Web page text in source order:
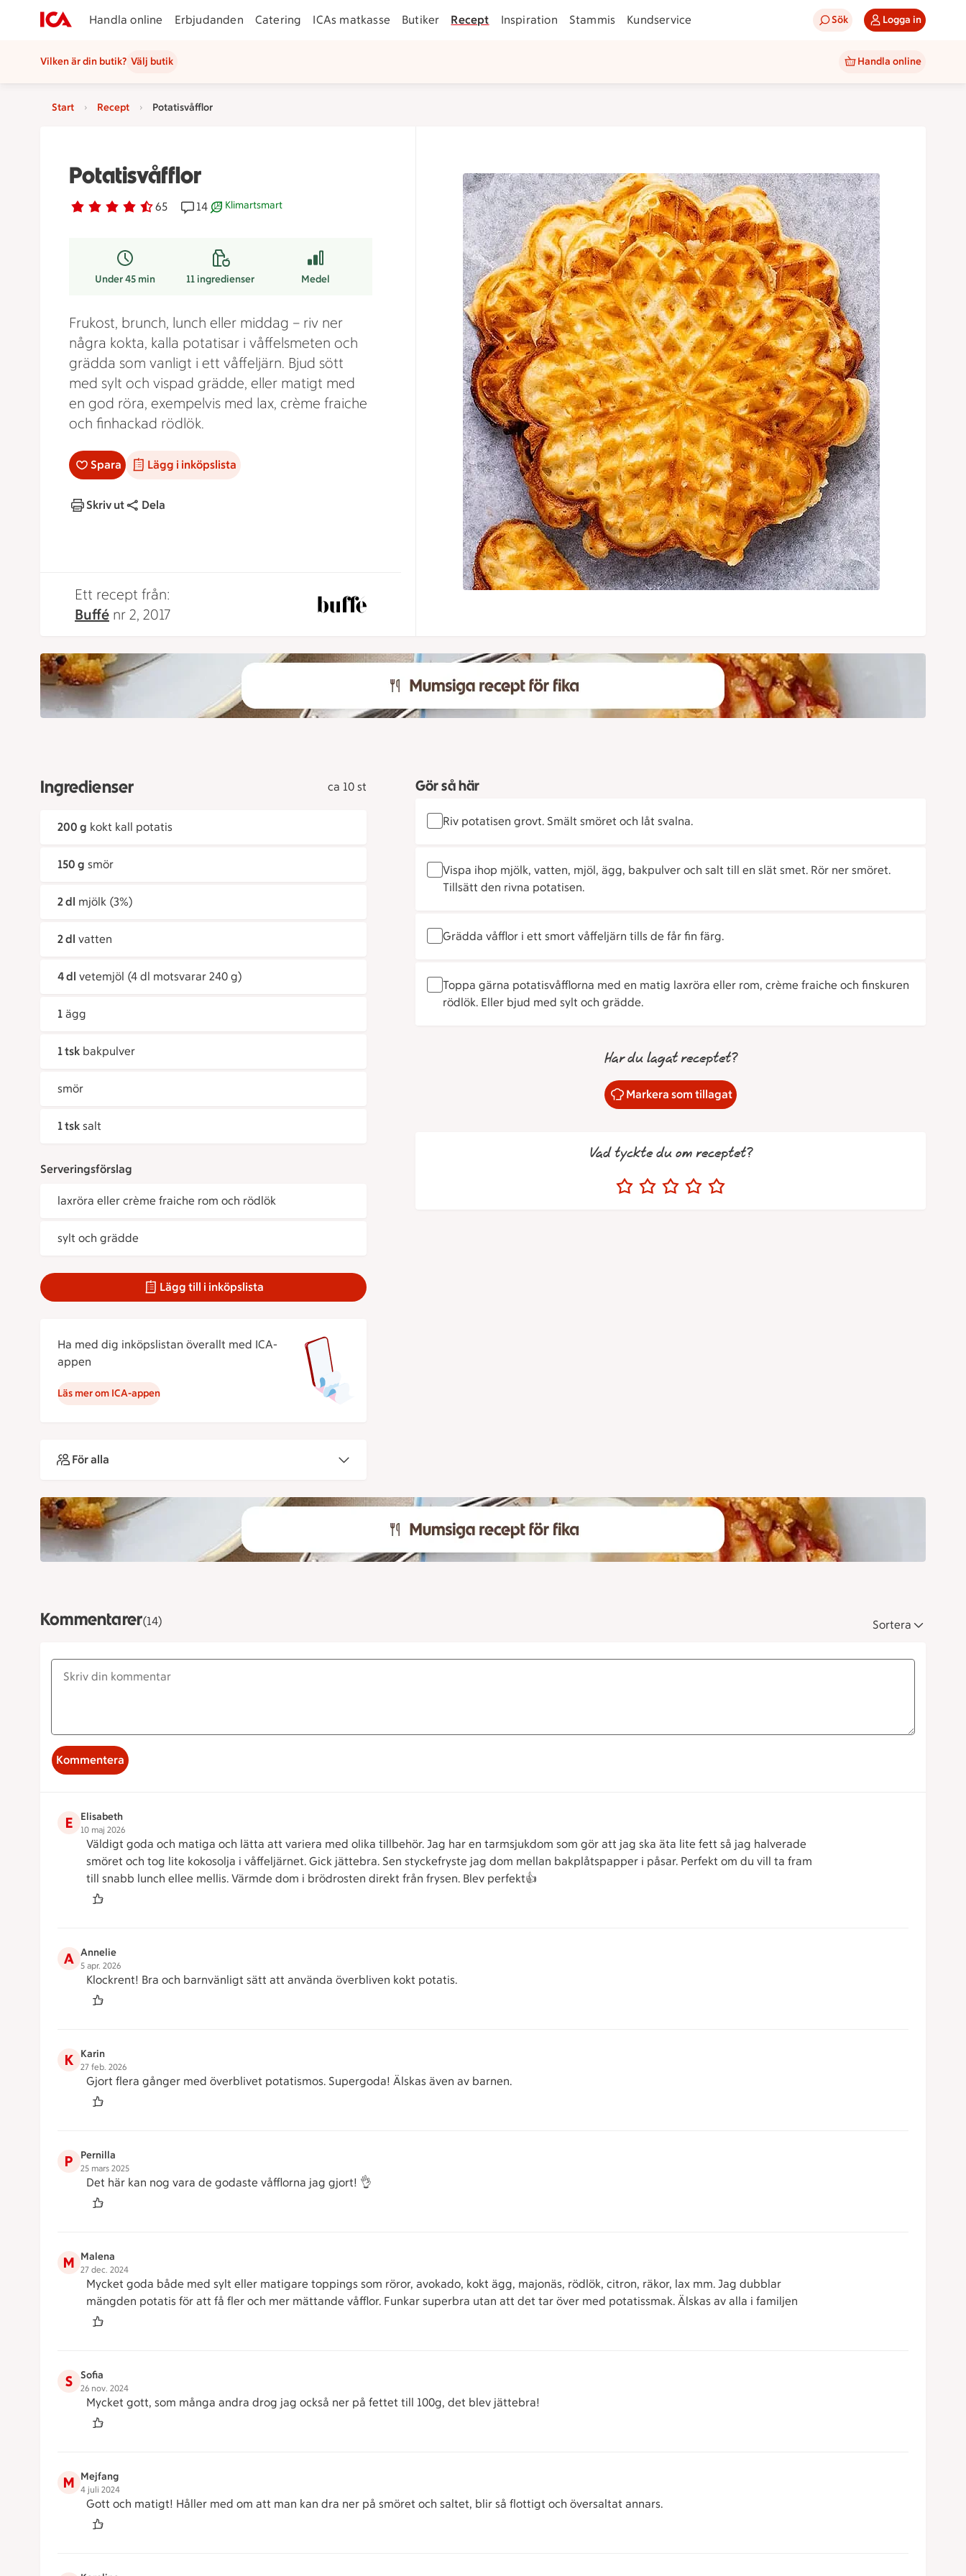
Handla online Erbjudanden Catering ICAs matkasse Butiker Recept Inspiration Stammis Kundservice Sök Logga in
Vilken är din butik? Välj butik Handla online
Start Recept Potatisvåfflor
Potatisvåfflor
Betyg 4.3 av 5. 65
65 personer har röstatReceptet har 14 kommentarer
14 Receptet är ett klimartsmart val.
Klimartsmart
Under 45 min 11ingredienser Medel
Frukost, brunch, lunch eller middag – riv ner
några kokta, kalla potatisar i våffelsmeten och
grädda som vanligt i ett våffeljärn. Bjud sött
med sylt och vispad grädde, eller matigt med
en god röra, exempelvis med lax, crème fraiche
och finhackad rödlök.
Spara Lägg i inköpslista
Skriv ut Dela
Ett recept från:
Buffé nr 2, 2017
Ingredienser ca 10 st
200 g kokt kall potatis
150 g smör
2 dl mjölk (3%)
2 dl vatten
4 dl vetemjöl (4 dl motsvarar 240 g)
1 ägg
1 tsk bakpulver
smör
1 tsk salt
Serveringsförslag
laxröra eller crème fraiche rom och rödlök
sylt och grädde
Lägg till i inköpslista
Ha med dig inköpslistan överallt med ICA-
appen
Läs mer om ICA-appen
För alla
Gör så här
Riv potatisen grovt. Smält smöret och låt svalna.
Vispa ihop mjölk, vatten, mjöl, ägg, bakpulver och salt till en slät smet. Rör ner smöret.
Tillsätt den rivna potatisen.
Grädda våfflor i ett smort våffeljärn tills de får fin färg.
Toppa gärna potatisvåfflorna med en matig laxröra eller rom, crème fraiche och finskuren
rödlök. Eller bjud med sylt och grädde.
Har du lagat receptet?
Markera som tillagat
Vad tyckte du om receptet?
Kommentarer(14) Sortera
Kommentera
E Elisabeth
10 maj 2026
Väldigt goda och matiga och lätta att variera med olika tillbehör. Jag har en tarmsjukdom som gör att jag ska äta lite fett så jag halverade
smöret och tog lite kokosolja i våffeljärnet. Gick jättebra. Sen styckefryste jag dom mellan bakplåtspapper i påsar. Perfekt om du vill ta fram
till snabb lunch ellee mellis. Värmde dom i brödrosten direkt från frysen. Blev perfekt👍
A Annelie
5 apr. 2026
Klockrent! Bra och barnvänligt sätt att använda överbliven kokt potatis.
K Karin
27 feb. 2026
Gjort flera gånger med överblivet potatismos. Supergoda! Älskas även av barnen.
P Pernilla
25 mars 2025
Det här kan nog vara de godaste våfflorna jag gjort! 👌
M Malena
27 dec. 2024
Mycket goda både med sylt eller matigare toppings som röror, avokado, kokt ägg, majonäs, rödlök, citron, räkor, lax mm. Jag dubblar
mängden potatis för att få fler och mer mättande våfflor. Funkar superbra utan att det tar över med potatissmak. Älskas av alla i familjen
S Sofia
26 nov. 2024
Mycket gott, som många andra drog jag också ner på fettet till 100g, det blev jättebra!
M Mejfang
4 juli 2024
Gott och matigt! Håller med om att man kan dra ner på smöret och saltet, blir så flottigt och översaltat annars.